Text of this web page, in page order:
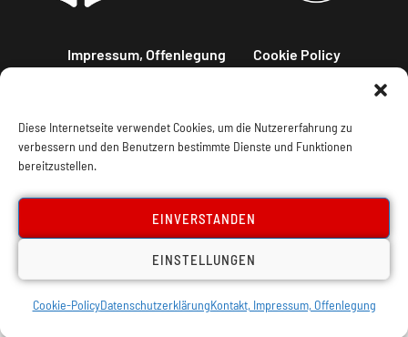
Diese Internetseite verwendet Cookies, um die Nutzererfahrung zu
verbessern und den Benutzern bestimmte Dienste und Funktionen
bereitzustellen.
EINVERSTANDEN
EINSTELLUNGEN
Cookie-PolicyDatenschutzerklärungKontakt, Impressum, Offenlegung
Impressum, Offenlegung Cookie Policy